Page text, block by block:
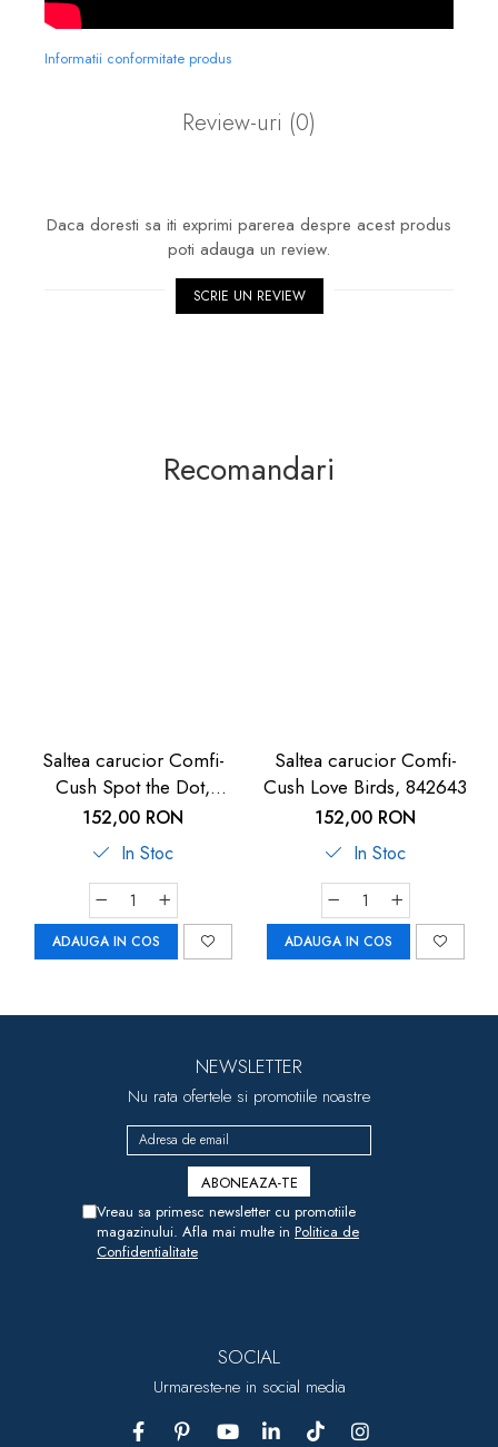
Informatii conformitate produs
Review-uri (0)
Daca doresti sa iti exprimi parerea despre acest produs
poti adauga un review.
SCRIE UN REVIEW
Recomandari
Saltea carucior Comfi-
Cush Spot the Dot,
841127
152,00 RON
In Stoc
ADAUGA IN COS
Saltea carucior Comfi-
Cush Love Birds, 842643
152,00 RON
In Stoc
ADAUGA IN COS
NEWSLETTER
Nu rata ofertele si promotiile noastre
Vreau sa primesc newsletter cu promotiile
magazinului. Afla mai multe in Politica de
Confidentialitate
SOCIAL
Urmareste-ne in social media